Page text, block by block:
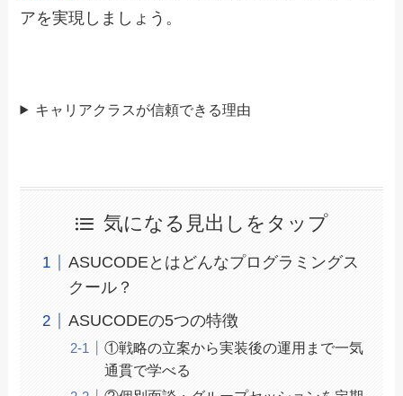
アを実現しましょう。
キャリアクラスが信頼できる理由
気になる見出しをタップ
ASUCODEとはどんなプログラミングス
クール？
ASUCODEの5つの特徴
①戦略の立案から実装後の運用まで一気
通貫で学べる